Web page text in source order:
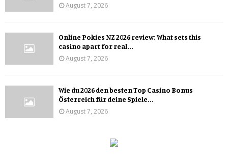
August 7, 2026
Online Pokies NZ 2026 review: What sets this
casino apart for real...
August 7, 2026
Wie du 2026 den besten Top Casino Bonus
Österreich für deine Spiele...
August 7, 2026